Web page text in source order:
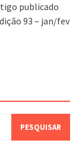
publicado
93 – jan/fev